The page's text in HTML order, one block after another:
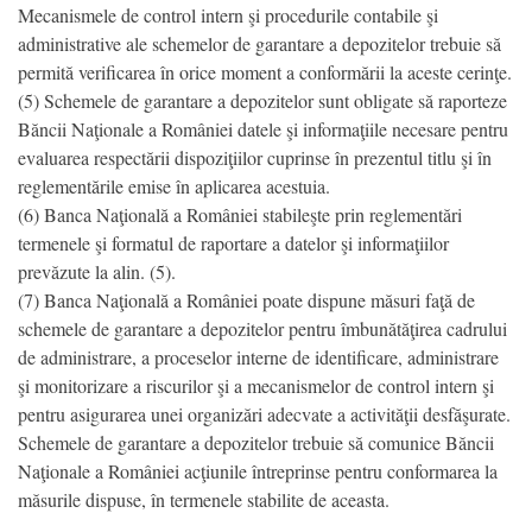
Mecanismele de control intern şi procedurile contabile şi
administrative ale schemelor de garantare a depozitelor trebuie să
permită verificarea în orice moment a conformării la aceste cerinţe.
(5) Schemele de garantare a depozitelor sunt obligate să raporteze
Băncii Naţionale a României datele şi informaţiile necesare pentru
evaluarea respectării dispoziţiilor cuprinse în prezentul titlu şi în
reglementările emise în aplicarea acestuia.
(6) Banca Naţională a României stabileşte prin reglementări
termenele şi formatul de raportare a datelor şi informaţiilor
prevăzute la alin. (5).
(7) Banca Naţională a României poate dispune măsuri faţă de
schemele de garantare a depozitelor pentru îmbunătăţirea cadrului
de administrare, a proceselor interne de identificare, administrare
şi monitorizare a riscurilor şi a mecanismelor de control intern şi
pentru asigurarea unei organizări adecvate a activităţii desfăşurate.
Schemele de garantare a depozitelor trebuie să comunice Băncii
Naţionale a României acţiunile întreprinse pentru conformarea la
măsurile dispuse, în termenele stabilite de aceasta.